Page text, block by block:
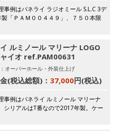
例はパネライ ラジオミール S.L.C 3デ
「ＰＡＭ００４４９」、７５０本限
ルミノール マリーナ LOGO
イオ ref.PAM00631
オーバーホール・外装仕上げ
(税込総額)： 37,000円(税込)
例はパネライ ルミノール マリーナ
シリアルはT番なので2017年製。ケー